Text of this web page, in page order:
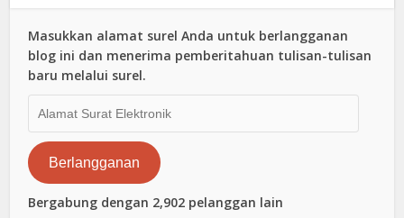
Masukkan alamat surel Anda untuk berlangganan
blog ini dan menerima pemberitahuan tulisan-tulisan
baru melalui surel.
Surat
Elektronik
Berlangganan
Bergabung dengan 2,902 pelanggan lain